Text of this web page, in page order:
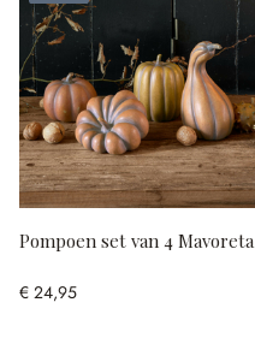
Pompoen set van 4 Mavoreta
€ 24,95